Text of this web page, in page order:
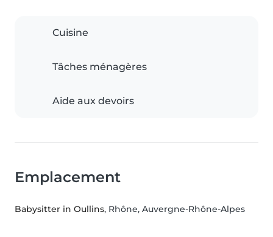
Cuisine
Tâches ménagères
Aide aux devoirs
Emplacement
Babysitter in Oullins, Rhône, Auvergne-Rhône-Alpes